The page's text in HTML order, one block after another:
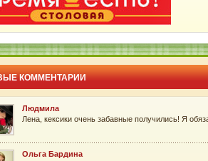
КОММЕНТАРИИ
Александр
У меня на кухне всегда найдется недоеденное
Маруся
Спасибо за полезный рецептик)))) И за видео
Людмила
Лена, кексики очень забавные получились! Я
Ольга Бардина
Лена, спасибо за идею с кексами. Я как раз